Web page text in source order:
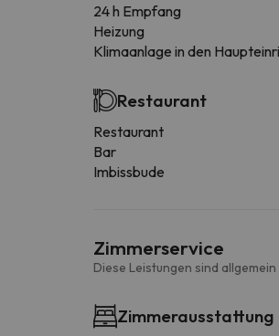
24 h Empfang
Heizung
Klimaanlage in den
Restaurant
Restaurant
Bar
Imbissbude
Zimmerservice
Diese Leistungen sind
Zimmerausstattung